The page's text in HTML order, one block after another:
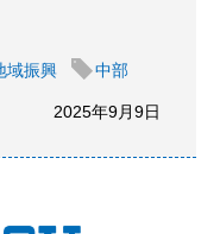
域振興 中部
2025年9月9日